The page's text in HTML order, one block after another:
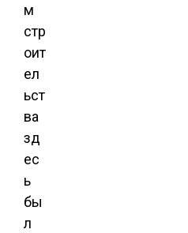
м
стр
оит
ел
ьст
ва
зд
ес
ь
бы
л